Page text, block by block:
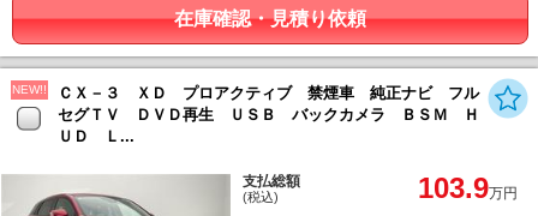
在庫確認・見積り依頼
NEW!!
ＣＸ－３ ＸＤ プロアクティブ 禁煙車 純正ナビ フル
セグＴＶ ＤＶＤ再生 ＵＳＢ バックカメラ ＢＳＭ Ｈ
ＵＤ Ｌ...
支払総額
(税込) 103.9万円